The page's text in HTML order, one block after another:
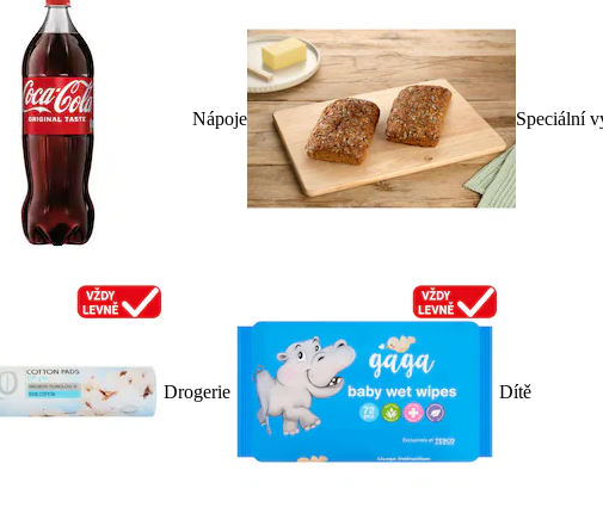
Nápoje Speciální
Drogerie Dítě